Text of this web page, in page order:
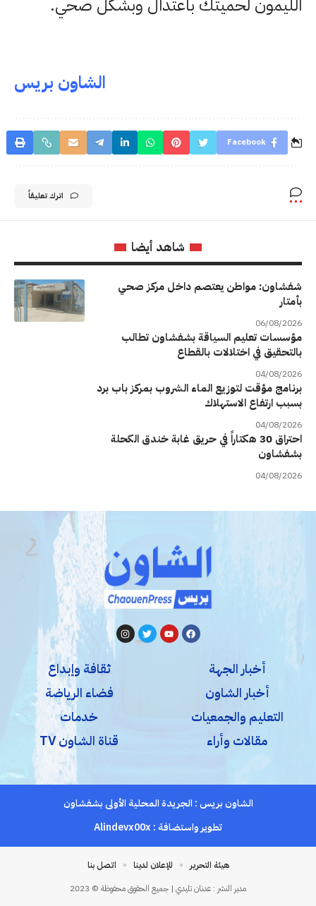
الشاون بريس
Facebook
اترك تعليقاً
شاهد أيضا
شفشاون: مواطن يعتصم داخل مركز صحي
بأمتار
06/08/2026
مؤسسات تعليم السياقة بشفشاون تطالب
بالتحقيق في اختلالات بالقطاع
04/08/2026
برنامج مؤقت لتوزيع الماء الشروب بمركز باب برد
بسبب ارتفاع الاستهلاك
04/08/2026
احتراق 30 هكتاراً في حريق غابة خندق الكحلة
بشفشاون
04/08/2026
أخبار الجهة
أخبار الشاون
التعليم والجمعيات
مقالات وأراء
ثقافة وإبداع
فضاء الرياضة
خدمات
قناة الشاون TV
الشاون بريس : الجريدة المحلية الأولى بشفشاون
تطوير واستضافة : Alindevx00x
مدير النشر : عدنان تليدي | جميع الحقوق محفوظة © 2023
هيئة التحرير للإعلان لدينا اتصل بنا